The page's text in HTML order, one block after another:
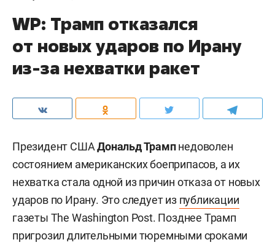
WP: Трамп отказался
от новых ударов по Ирану
из-за нехватки ракет
Президент СШАДональд Трампнедоволен
состоянием американских боеприпасов, а их
нехватка стала одной из причин отказа от новых
ударов по Ирану. Это следует из публикации
газеты The Washington Post. Позднее Трамп
пригрозил длительными тюремными сроками